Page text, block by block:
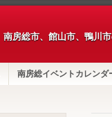
南房総市、館山市、鴨川
南房総イベントカレンダ